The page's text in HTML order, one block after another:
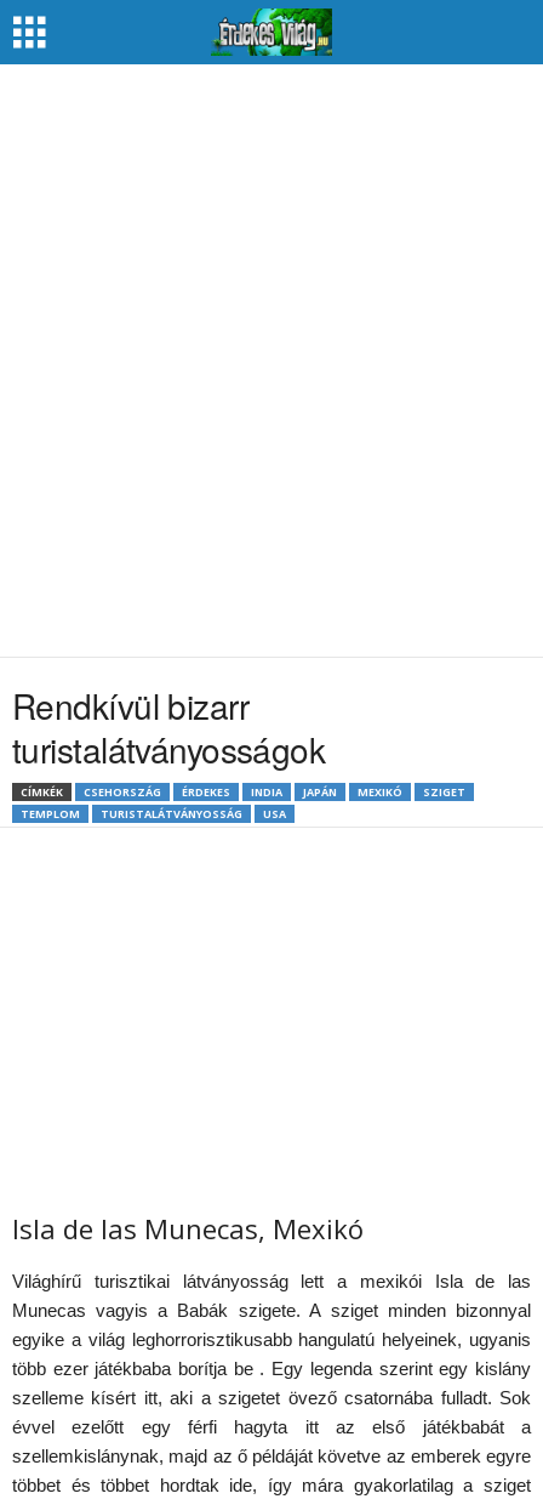
Rendkívül bizarr
turistalátványosságok
CÍMKÉK CSEHORSZÁG ÉRDEKES INDIA JAPÁN MEXIKÓ
SZIGET
TEMPLOM
TURISTALÁTVÁNYOSSÁG USA
Isla de las Munecas, Mexikó
Világhírű turisztikai látványosság lett a mexikói Isla de las
Munecas vagyis a Babák szigete. A sziget minden bizonnyal
egyike a világ leghorrorisztikusabb hangulatú helyeinek, ugyanis
több ezer játékbaba borítja be . Egy legenda szerint egy kislány
szelleme kísért itt, aki a szigetet övező csatornába fulladt. Sok
évvel ezelőtt egy férfi hagyta itt az első játékbabát a
szellemkislánynak, majd az ő példáját követve az emberek egyre
többet és többet hordtak ide, így mára gyakorlatilag a sziget